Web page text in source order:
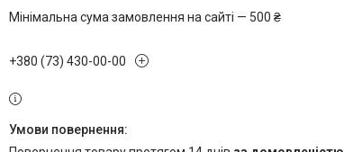
Мінімальна сума замовлення на сайті — 500 ₴
+380 (73) 430-00-00